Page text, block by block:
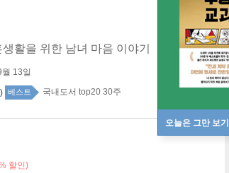
오늘은 그만 보기
활을 위한 남녀 마음 이야기
13일
베스트 국내도서 top20 30주
할인)